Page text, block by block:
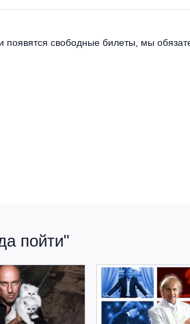
свободные билеты, мы
пойти"